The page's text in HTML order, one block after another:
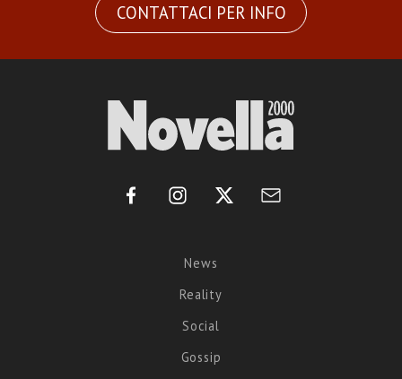
CONTATTACI PER INFO
News
Reality
Social
Gossip